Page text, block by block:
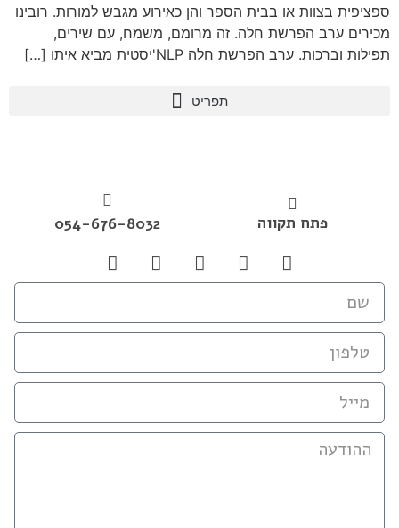
ספציפית בצוות או בבית הספר והן כאירוע מגבש למורות. רובינו
מכירים ערב הפרשת חלה. זה מרומם, משמח, עם שירים,
תפילות וברכות. ערב הפרשת חלה NLP'יסטית מביא איתו […]
פתח תקווה 054-676-8032